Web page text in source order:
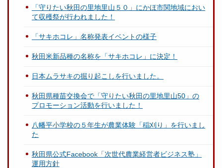
「守りたい秋田の里地里山５０」にかほ市関地域におい
て収穫祭が行われました！
「サキホコレ」名称発表イベントの様子
秋田米新品種の名称を「サキホコレ」に決定！
日本ムラサキの掘り起こしを行いました。
秋田県種苗交換会で「守りたい秋田の里地里山50」の
プロモーション活動を行いました！
八幡平小学校の５年生が農業体験「稲刈り」を行いまし
た
秋田県公式Facebook「次世代農業経営者ビジネス塾」
運用方針